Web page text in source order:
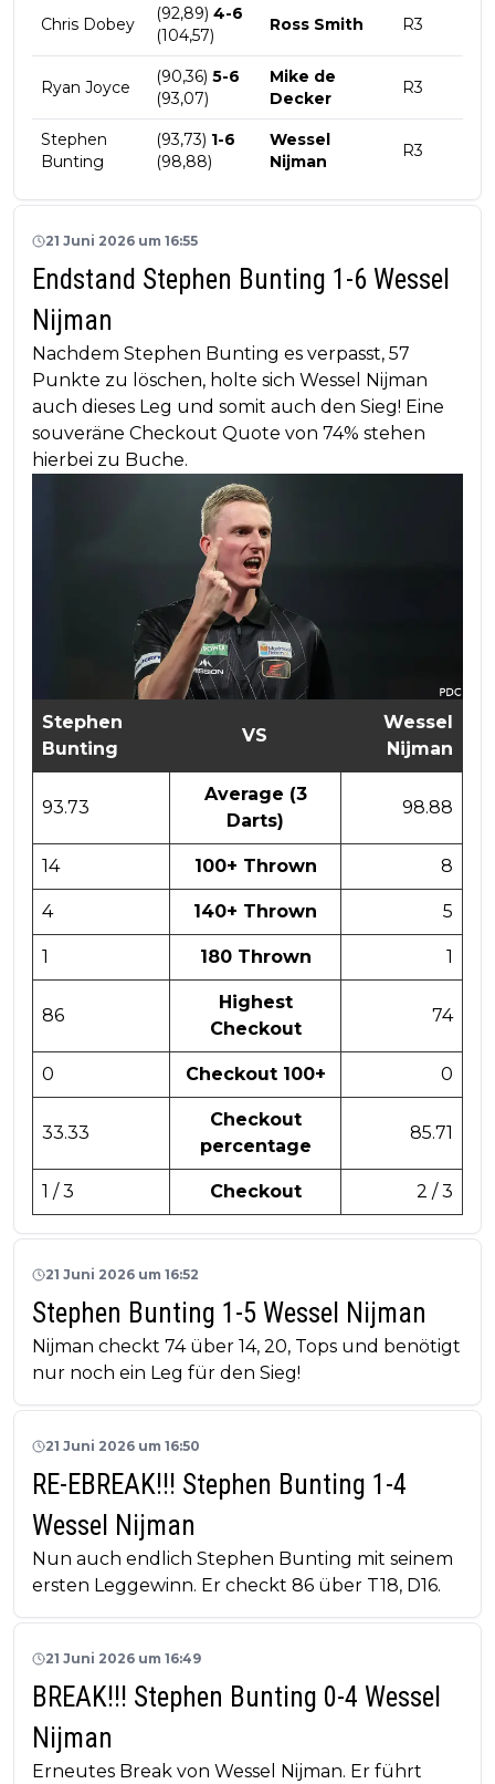
Chris Dobey
(92,89) 4-6
(104,57)
Ross Smith R3
Ryan Joyce
(90,36) 5-6
(93,07)
Mike de
Decker
R3
Stephen
Bunting
(93,73) 1-6
(98,88)
Wessel
Nijman
R3
21 Juni 2026 um 16:55
Endstand Stephen Bunting 1-6 Wessel
Nijman
Nachdem Stephen Bunting es verpasst, 57
Punkte zu löschen, holte sich Wessel Nijman
auch dieses Leg und somit auch den Sieg! Eine
souveräne Checkout Quote von 74% stehen
hierbei zu Buche.
Stephen
Bunting
VS
Wessel
Nijman
93.73
Average (3
Darts)
98.88
14 100+ Thrown 8
4 140+ Thrown 5
1 180 Thrown 1
86
Highest
Checkout
74
0 Checkout 100+ 0
33.33
Checkout
percentage
85.71
1 / 3 Checkout 2 / 3
21 Juni 2026 um 16:52
Stephen Bunting 1-5 Wessel Nijman
Nijman checkt 74 über 14, 20, Tops und benötigt
nur noch ein Leg für den Sieg!
21 Juni 2026 um 16:50
RE-EBREAK!!! Stephen Bunting 1-4
Wessel Nijman
Nun auch endlich Stephen Bunting mit seinem
ersten Leggewinn. Er checkt 86 über T18, D16.
21 Juni 2026 um 16:49
BREAK!!! Stephen Bunting 0-4 Wessel
Nijman
Erneutes Break von Wessel Nijman. Er führt